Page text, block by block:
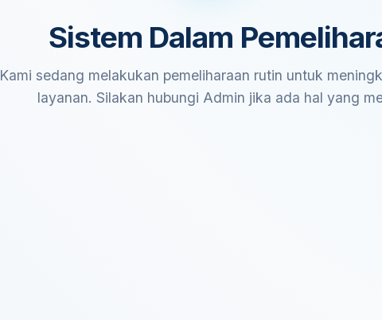
Sistem Dalam
Kami sedang melakukan pemeliharaan rutin untuk
layanan. Silakan hubungi Admin jika ada hal yang